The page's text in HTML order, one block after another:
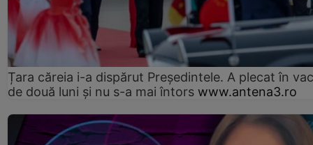
Țara căreia i-a dispărut Președintele. A plecat în
de două luni și nu s-a mai întors www.antena3.ro